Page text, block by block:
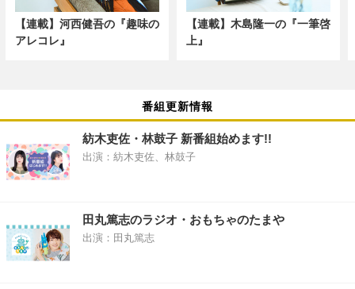
【連載】河西健吾の『趣味の
アレコレ』
【連載】木島隆一の『一筆啓
上』
番組更新情報
紡木吏佐・林鼓子 新番組始めます!!
出演：紡木吏佐、林鼓子
田丸篤志のラジオ・おもちゃのたまや
出演：田丸篤志